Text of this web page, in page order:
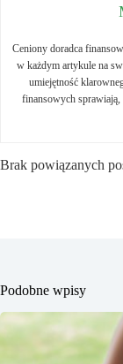
Ceniony doradca
w każdym artykule na
umiejętność
finansowych sprawiają,
Brak powiązanych
Podobne wpisy